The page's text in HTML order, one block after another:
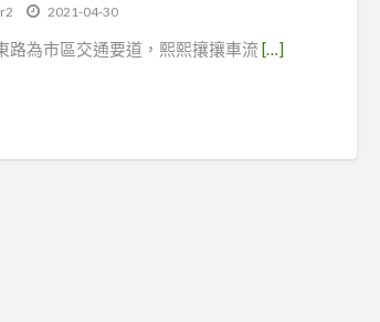
2021-04-30
路為市區交通要道，熙熙攘攘車流 […]